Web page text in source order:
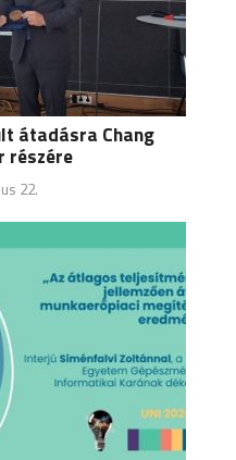
átadásra Chang
részére
22.